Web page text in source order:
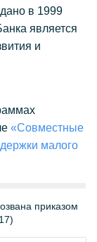
в 1999
является
и
«Совместные
малого
приказом